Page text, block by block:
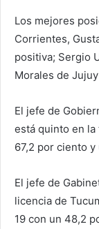
Los mejores
Corrientes,
positiva; Sergio
Morales de
El jefe de
está quinto en la
67,2 por ciento
El jefe de
licencia de
19 con un 48,2